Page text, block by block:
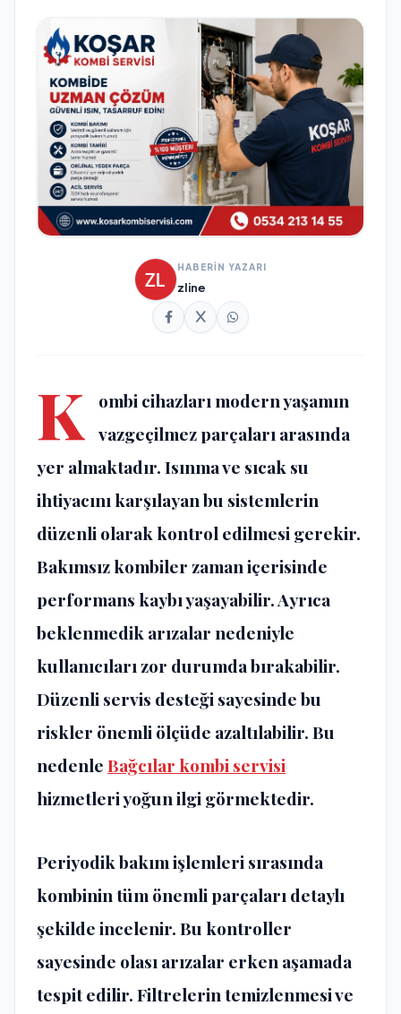
HABERİN YAZARI
zline
K
ombi cihazları modern yaşamın
vazgeçilmez parçaları arasında
yer almaktadır. Isınma ve sıcak su
ihtiyacını karşılayan bu sistemlerin
düzenli olarak kontrol edilmesi gerekir.
Bakımsız kombiler zaman içerisinde
performans kaybı yaşayabilir. Ayrıca
beklenmedik arızalar nedeniyle
kullanıcıları zor durumda bırakabilir.
Düzenli servis desteği sayesinde bu
riskler önemli ölçüde azaltılabilir. Bu
nedenleBağcılar kombi servisi
hizmetleri yoğun ilgi görmektedir.
Periyodik bakım işlemleri sırasında
kombinin tüm önemli parçaları detaylı
şekilde incelenir. Bu kontroller
sayesinde olası arızalar erken aşamada
tespit edilir. Filtrelerin temizlenmesi ve